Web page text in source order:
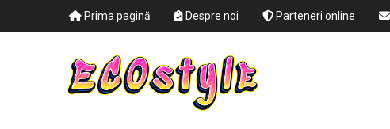
Prima pagină Despre noi Parteneri online